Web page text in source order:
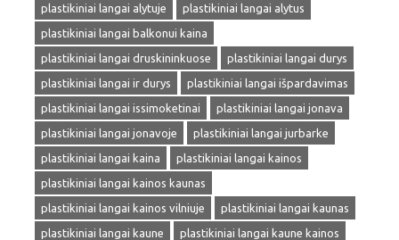
plastikiniai langai alytuje
plastikiniai langai alytus
plastikiniai langai balkonui kaina
plastikiniai langai druskininkuose
plastikiniai langai durys
plastikiniai langai ir durys
plastikiniai langai išpardavimas
plastikiniai langai issimoketinai
plastikiniai langai jonava
plastikiniai langai jonavoje
plastikiniai langai jurbarke
plastikiniai langai kaina
plastikiniai langai kainos
plastikiniai langai kainos kaunas
plastikiniai langai kainos vilniuje
plastikiniai langai kaunas
plastikiniai langai kaune
plastikiniai langai kaune kainos